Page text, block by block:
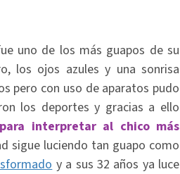
uno de los más guapos de su
los ojos azules y una sonrisa
pero con uso de aparatos pudo
los deportes y gracias a ello
interpretar al chico más
sigue luciendo tan guapo como
y a sus 32 años ya luce